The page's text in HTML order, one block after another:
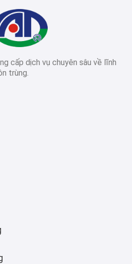
côn trùng các
tỉnh thành
côn trùng các
tỉnh thành
cấp dịch vụ chuyên sâu về lĩnh
trùng.